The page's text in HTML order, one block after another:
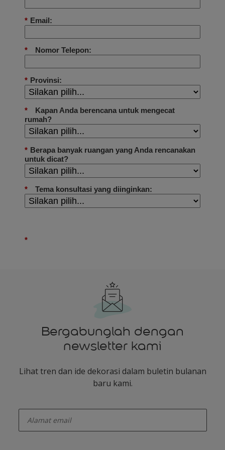
Bergabunglah dengan
newsletter kami
Lihat tren dan ide dekorasi dalam buletin bulanan
baru kami.